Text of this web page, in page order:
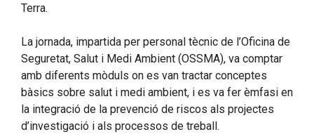
Terra.
La jornada, impartida per personal tècnic de l’Oficina de
Seguretat, Salut i Medi Ambient (OSSMA), va comptar
amb diferents mòduls on es van tractar conceptes
bàsics sobre salut i medi ambient, i es va fer èmfasi en
la integració de la prevenció de riscos als projectes
d’investigació i als processos de treball.